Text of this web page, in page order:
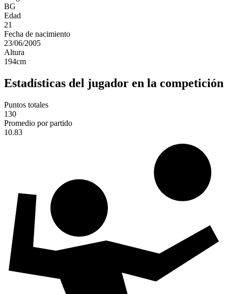
BG
Edad
21
Fecha de nacimiento
23/06/2005
Altura
194cm
Estadísticas del jugador en la competición
Puntos totales
130
Promedio por partido
10.83